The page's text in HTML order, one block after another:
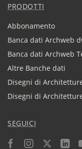
PRODOTTI
Abbonamento
Banca dati Archweb
Banca dati Archweb
Altre Banche dati
Disegni di
Disegni di
SEGUICI